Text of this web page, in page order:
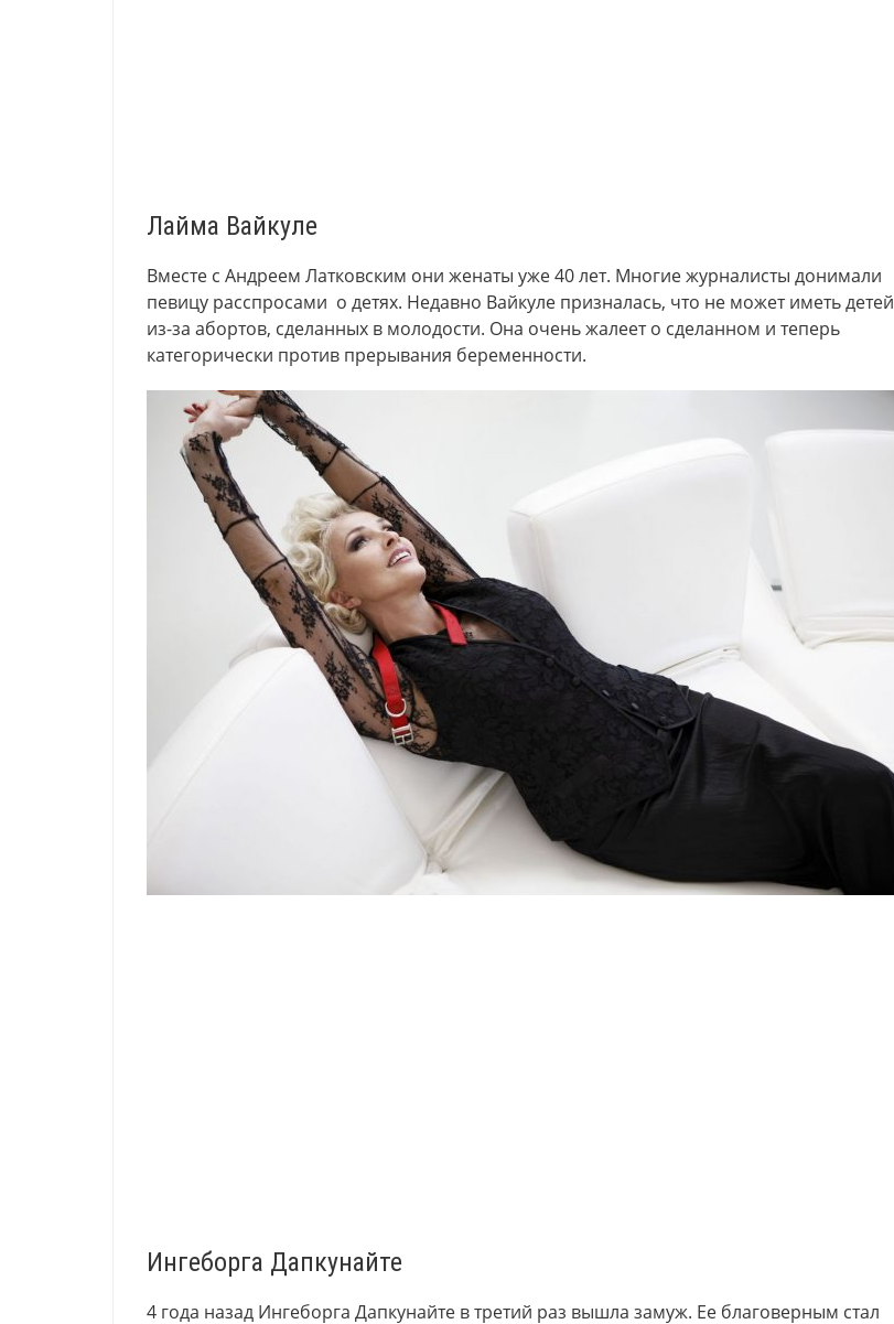
Лайма Вайкуле
Вместе с Андреем Латковским они женаты уже 40 лет. Многие журналисты донимали
певицу расспросами о детях. Недавно Вайкуле призналась, что не может иметь детей
из-за абортов, сделанных в молодости. Она очень жалеет о сделанном и теперь
категорически против прерывания беременности.
Ингеборга Дапкунайте
4 года назад Ингеборга Дапкунайте в третий раз вышла замуж. Ее благоверным стал